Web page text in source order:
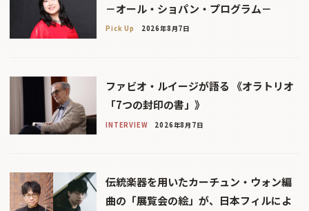
－オール・ショパン・プログラム－
Pick Up 2026年8月7日
ファビオ・ルイージが語る 《オラトリオ
「7つの封印の書」》
INTERVIEW 2026年8月7日
伝統楽器を用いたカーチュン・ウォン編
曲の「展覧会の絵」が、日本フィルによ